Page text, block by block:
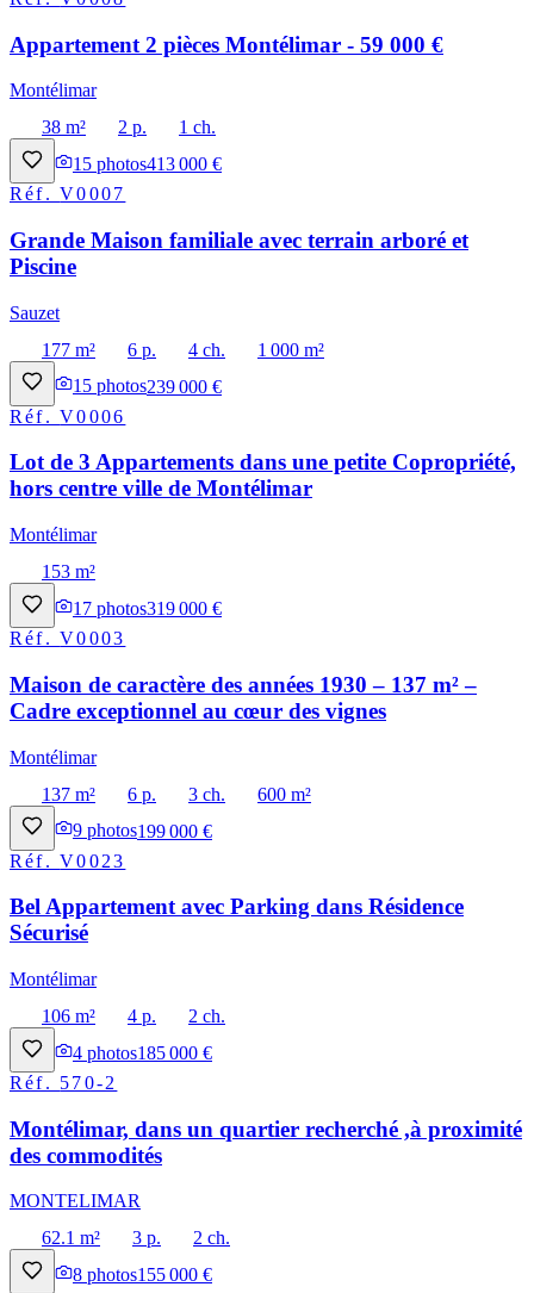
Appartement 2 pièces Montélimar - 59 000 €
Montélimar
38 m²
2 p.
1 ch.
15 photos413 000 €
Réf.V0007
Grande Maison familiale avec terrain arboré et
Piscine
Sauzet
177 m²
6 p. 4 ch.
1 000 m²
15 photos239 000 €
Réf.V0006
Lot de 3 Appartements dans une petite Copropriété,
hors centre ville de Montélimar
Montélimar
153 m²
17 photos319 000 €
Réf.V0003
Maison de caractère des années 1930 – 137 m² –
Cadre exceptionnel au cœur des vignes
Montélimar
137 m²
6 p. 3 ch.
600 m²
9 photos199 000 €
Réf.V0023
Bel Appartement avec Parking dans Résidence
Sécurisé
Montélimar
106 m²
4 p.
2 ch.
4 photos185 000 €
Réf. 570-2
Montélimar, dans un quartier recherché ,à proximité
des commodités
MONTELIMAR
62.1 m²
3 p.
2 ch.
8 photos155 000 €